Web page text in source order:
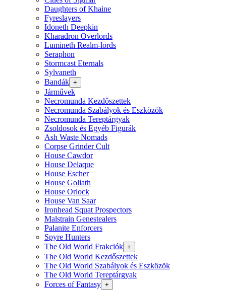
Daughters of Khaine
Fyreslayers
Idoneth Deepkin
Kharadron Overlords
Lumineth Realm-lords
Seraphon
Stormcast Eternals
Sylvaneth
Bandák +
Járművek
Necromunda Kezdőszettek
Necromunda Szabályok és Eszközök
Necromunda Tereptárgyak
Zsoldosok és Egyéb Figurák
Ash Waste Nomads
Corpse Grinder Cult
House Cawdor
House Delaque
House Escher
House Goliath
House Orlock
House Van Saar
Ironhead Squat Prospectors
Malstrain Genestealers
Palanite Enforcers
Spyre Hunters
The Old World Frakciók +
The Old World Kezdőszettek
The Old World Szabályok és Eszközök
The Old World Tereptárgyak
Forces of Fantasy +